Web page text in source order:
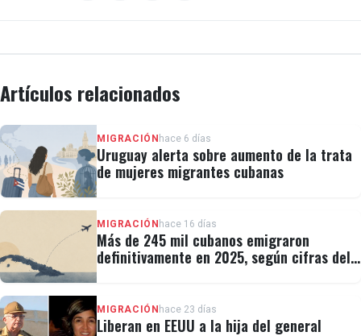
Artículos relacionados
MIGRACIÓN hace 6 días
Uruguay alerta sobre aumento de la trata
de mujeres migrantes cubanas
MIGRACIÓN hace 16 días
Más de 245 mil cubanos emigraron
definitivamente en 2025, según cifras del
MIGRACIÓN hace 23 días
Liberan en EEUU a la hija del general